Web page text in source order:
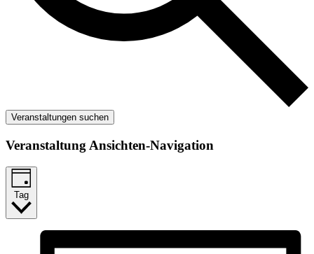
Veranstaltungen suchen
Veranstaltung Ansichten-Navigation
Tag